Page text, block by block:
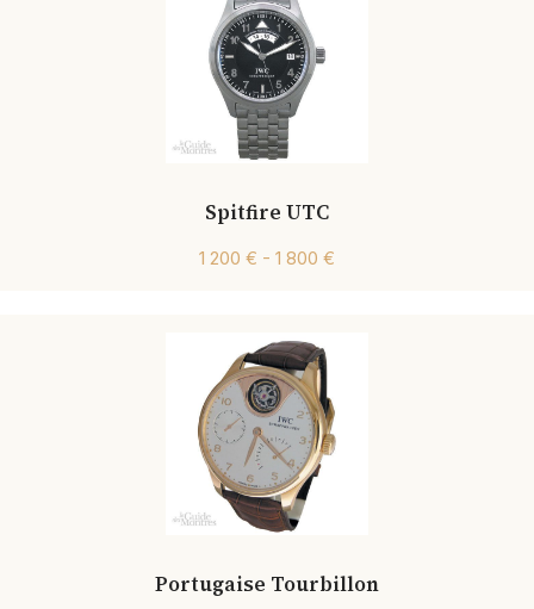
Spitfire UTC
1 200 € - 1 800 €
Portugaise Tourbillon